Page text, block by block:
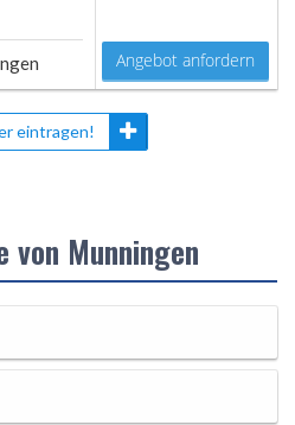
Angebot anfordern
eintragen!
von Munningen